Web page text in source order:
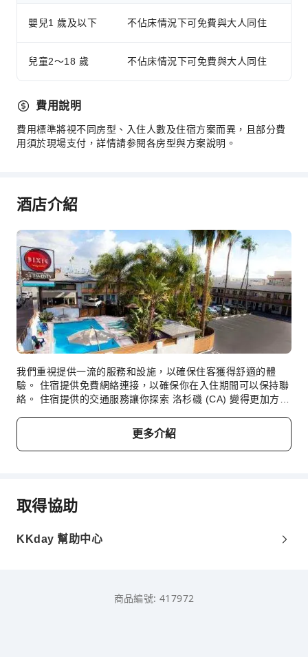
櫃檯服務
旅遊票務服務
行李寄存
快速入住退房
24 小時櫃檯
安全與保全
滅火器
保全人員
煙霧警報器
無障礙設施
無障礙通道
無障礙設施
嬰兒1 歲及以下 不佔床情況下可免費與大人同住
兒童2～18 歲 不佔床情況下可免費與大人同住
費用說明
費用標準將視不同房型、入住人數及住宿方案而異，且部分費
用須於現場支付，詳情請参閱各房型與方案說明。
酒店介紹
我們重視提供一流的服務和設施，以確保住客獲得舒適的體
驗。 住宿提供免費網絡連接，以確保你在入住期間可以保持聯
絡。 住宿提供的交通服務讓你探索 洛杉磯 (CA) 變得更加方
服務等接待服務，以滿足你的要求。使用住宿的票務服務，即
可輕鬆獲得當地最佳娛樂活動的門票。 使用住宿的洗衣服務，
讓你心愛的旅行服裝保持潔淨，減少需要攜帶的衣服。客房設
的需求。 住宿範圍均為無煙區，使住客能感受清新的空氣。
只可於指定區域吸煙。住宿配備了各種便利設施，讓你能夠安
入住體驗。 在部分客房內，住客可在房內享受影音串流、每日
機，隨時享用小食和飲品。 參與 迪克西荷里活酒店 各式各樣
的娛樂活動。 入住期間，盡情沉浸在泳池中，活力充沛的暢
更多介紹
取得協助
KKday 幫助中心
商品編號: 417972